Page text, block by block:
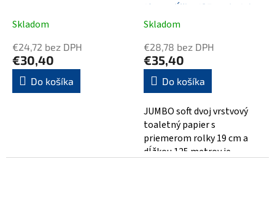
Skladom
€24,72 bez DPH
€30,40
Do košíka
19cm, dĺžka 125m, dutinka
75mm
Skladom
€28,78 bez DPH
€35,40
Do košíka
JUMBO soft dvoj vrstvový
toaletný papier s
priemerom rolky 19 cm a
dĺžkou 125 metrov je